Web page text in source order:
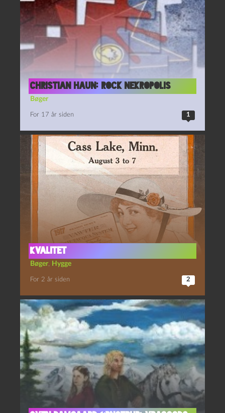
Christian Haun: Rock Nekropolis
Bøger
For 17 år siden 1
Kvalitet
Bøger Hygge
For 2 år siden 2